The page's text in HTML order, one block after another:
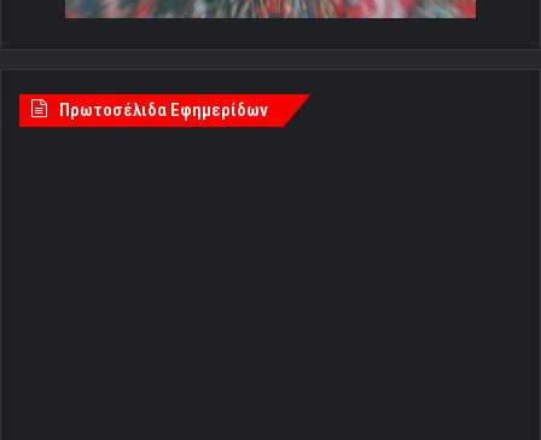
Πρωτοσέλιδα Εφημερίδων